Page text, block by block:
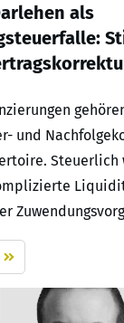
als
und
Steuerlich